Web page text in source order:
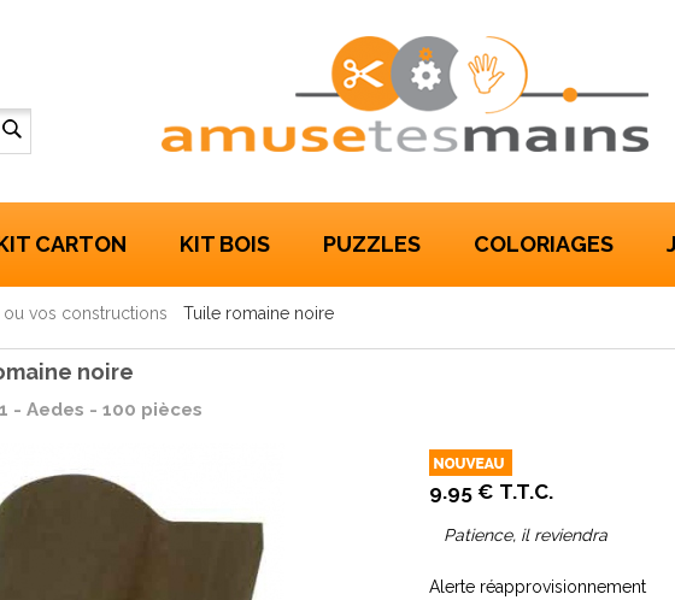
CARTON KIT BOIS PUZZLES COLORIAGES
vos constructions Tuile romaine noire
noire
- Aedes - 100 pièces
9.95 € T.T.C.
Patience, il reviendra
Alerte réapprovisionnement